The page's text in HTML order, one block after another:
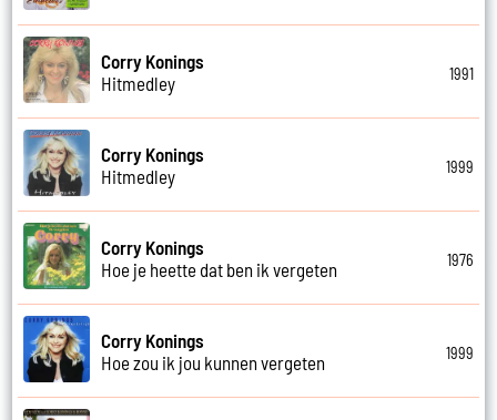
Corry Konings
Hitmedley
1991
Corry Konings
Hitmedley
1999
Corry Konings
Hoe je heette dat ben ik vergeten
1976
Corry Konings
Hoe zou ik jou kunnen vergeten
1999